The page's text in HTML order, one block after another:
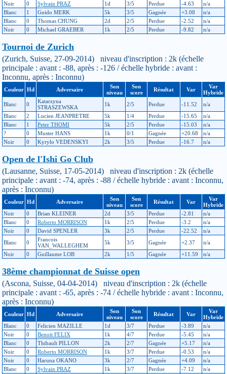
Noir
0 Sylvain PRAZ 1d 3/5 Perdue -4.63
n/a
Blanc
1 Guido MERK 5k 3/5 Gagnée +3.08
n/a
Blanc
0 Thomas CHUNG 2d 2/5 Perdue -2.52
n/a
Noir
0 Michael GRAEBER 1k 2/5 Perdue -9.82 n/a
Tournoi de Zurich
(Zurich, Suisse, 27-09-2014) niveau d'inscription : 2k (échelle
principale : avant : -88, après : -126 / échelle hybride : avant :
Inconnu, après : Inconnu)
Couleur Hd Adversaire
Son
niveau
Son
score
Résultat Var
Var
Hybride
Blanc
0
Katarzyna
STRASZEWSKA
1k 2/5 Perdue -11.52
n/a
Blanc
2 Lucien JEANPRETRE 5k 1/4 Perdue -15.65
n/a
Blanc
1 Peter THOMI 5k 2/5 Perdue -15.03
n/a
?
0 Muster HANS 1k 0/1 Gagnée +20.68
n/a
Noir
0 Kyrylo VEDENSKYI 2k 3/5 Perdue -16.7 n/a
Open de l'Ishi Go Club
(Lausanne, Suisse, 17-05-2014) niveau d'inscription : 2k (échelle
principale : avant : -74, après : -88 / échelle hybride : avant : Inconnu,
après : Inconnu)
Couleur Hd Adversaire
Son
niveau
Son
score
Résultat Var
Var
Hybride
Noir
0 Brian KLEINER 2d 3/5 Perdue -2.81
n/a
Blanc
0 Roberto MORRISON 1k 2/5 Perdue -3.2
n/a
Noir
0 David SPENLER 3k 2/5 Perdue -22.52
n/a
Blanc
0
Francois
VAN_WALLEGHEM
5k 3/5 Gagnée +2.37
n/a
Noir
0 Guillaume LOB 2k 1/5 Gagnée +11.59 n/a
38ème championnat de Suisse open
(Ascona, Suisse, 04-04-2014) niveau d'inscription : 2k (échelle
principale : avant : -65, après : -74 / échelle hybride : avant : Inconnu,
après : Inconnu)
Couleur Hd Adversaire
Son
niveau
Son
score
Résultat Var
Var
Hybride
Blanc
0 Felicien MAZILLE 1d 3/7 Perdue -3.89
n/a
Noir
0 Benoit FELIX 1k 4/7 Perdue -5.45
n/a
Blanc
0 Thibault PILLON 2k 2/7 Gagnée +5.17
n/a
Noir
0 Roberto MORRISON 1k 3/7 Perdue -0.53
n/a
Noir
0 Haruna OKANO 3k 2/7 Gagnée +4.09
n/a
Blanc
0 Sylvain PRAZ 1k 3/7 Perdue -7.12
n/a